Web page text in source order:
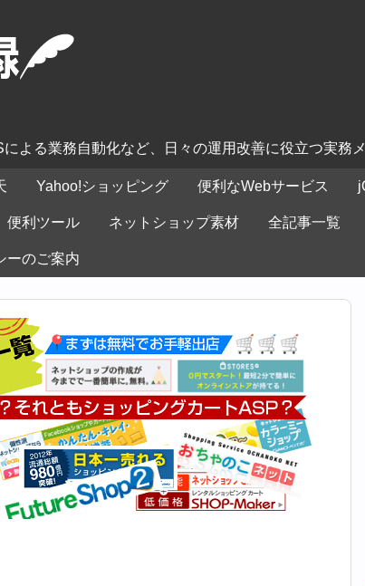
よる業務自動化など、日々の運用改善に役立つ実務
Yahoo!ショッピング 便利なWebサービス
便利ツール ネットショップ素材 全記事一覧
ーのご案内